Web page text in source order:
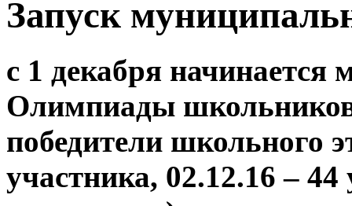
Запуск
с 1 декабря
Олимпиады
победители школьного
участника, 02.12.16 – 44